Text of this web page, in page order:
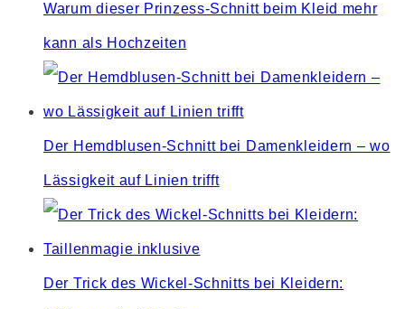
Warum dieser Prinzess-Schnitt beim Kleid mehr
kann als Hochzeiten
Der Hemdblusen-Schnitt bei Damenkleidern – wo
Lässigkeit auf Linien trifft
Der Trick des Wickel-Schnitts bei Kleidern: